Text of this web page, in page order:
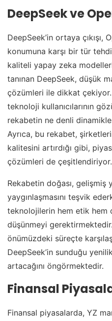
DeepSeek ve
DeepSeek’in ortaya çıkışı,
konumuna karşı bir tür
kaliteli yapay zeka
tanınan DeepSeek, düşük
çözümleri ile dikkat çekiyor.
teknoloji kullanıcılarının
rekabetin ne denli
Ayrıca, bu rekabet,
kalitesini artırdığı gibi,
çözümleri de çeşitlendiriyor.
Rekabetin doğası, gelişmiş
yaygınlaşmasını teşvik
teknolojilerin hem etik hem
düşünmeyi
önümüzdeki süreçte
DeepSeek’in sunduğu
artacağını öngörmektedir.
Finansal
Finansal piyasalarda, YZ